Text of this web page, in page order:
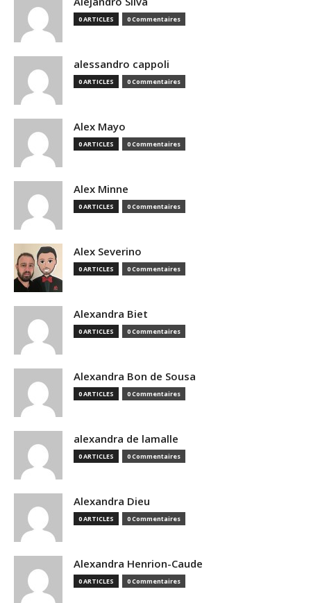
0 ARTICLES 0 Commentaires
alessandro cappoli
0 ARTICLES 0 Commentaires
Alex Mayo
0 ARTICLES 0 Commentaires
Alex Minne
0 ARTICLES 0 Commentaires
Alex Severino
0 ARTICLES 0 Commentaires
Alexandra Biet
0 ARTICLES 0 Commentaires
Alexandra Bon de Sousa
0 ARTICLES 0 Commentaires
alexandra de lamalle
0 ARTICLES 0 Commentaires
Alexandra Dieu
0 ARTICLES 0 Commentaires
Alexandra Henrion-Caude
0 ARTICLES 0 Commentaires